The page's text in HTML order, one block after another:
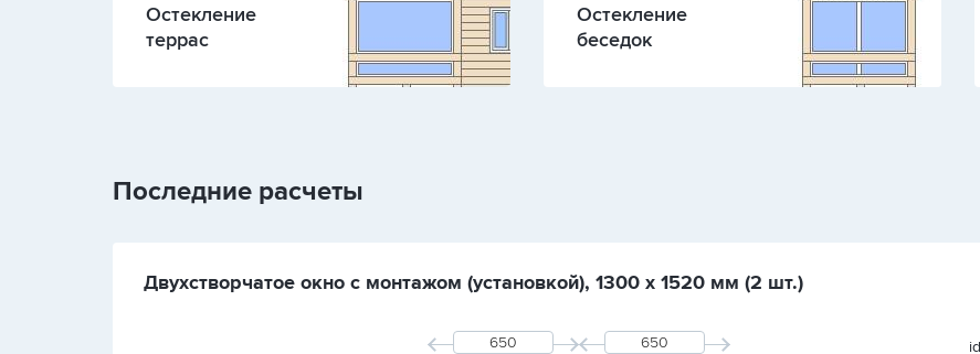
Остекление
террас
Остекление
беседок
Последние расчеты
Двухстворчатое окно с монтажом (установкой), 1300 х 1520 мм (2 шт.)